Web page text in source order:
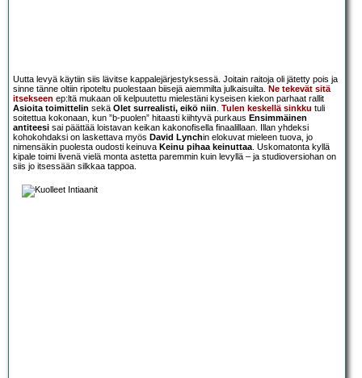
Uutta levyä käytiin siis lävitse kappalejärjestyksessä. Joitain raitoja oli jätetty pois ja
sinne tänne oltiin ripoteltu puolestaan biisejä aiemmilta julkaisuilta. Ne tekevät sitä
itsekseen ep:ltä mukaan oli kelpuutettu mielestäni kyseisen kiekon parhaat rallit
Asioita toimittelin sekä Olet surrealisti, eikö niin. Tulen keskellä sinkku tuli
soitettua kokonaan, kun ”b-puolen” hitaasti kiihtyvä purkaus Ensimmäinen
antiteesi sai päättää loistavan keikan kakonofisella finaalillaan. Illan yhdeksi
kohokohdaksi on laskettava myös David Lynchin elokuvat mieleen tuova, jo
nimensäkin puolesta oudosti keinuva Keinu pihaa keinuttaa. Uskomatonta kyllä
kipale toimi livenä vielä monta astetta paremmin kuin levyllä – ja studioversiohan on
siis jo itsessään silkkaa tappoa.